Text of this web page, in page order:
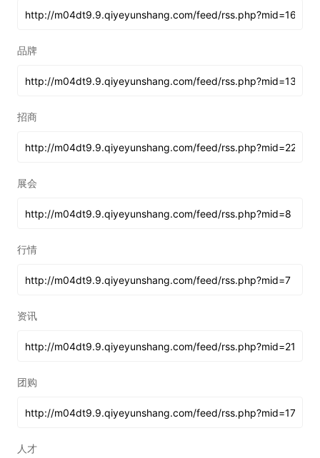
品牌
招商
展会
行情
资讯
团购
人才